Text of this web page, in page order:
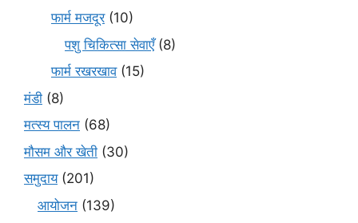
फार्म मजदूर(10)
पशु चिकित्सा सेवाएँ(8)
फार्म रखरखाव(15)
मंडी (8)
मत्स्य पालन (68)
मौसम और खेती (30)
समुदाय(201)
आयोजन (139)